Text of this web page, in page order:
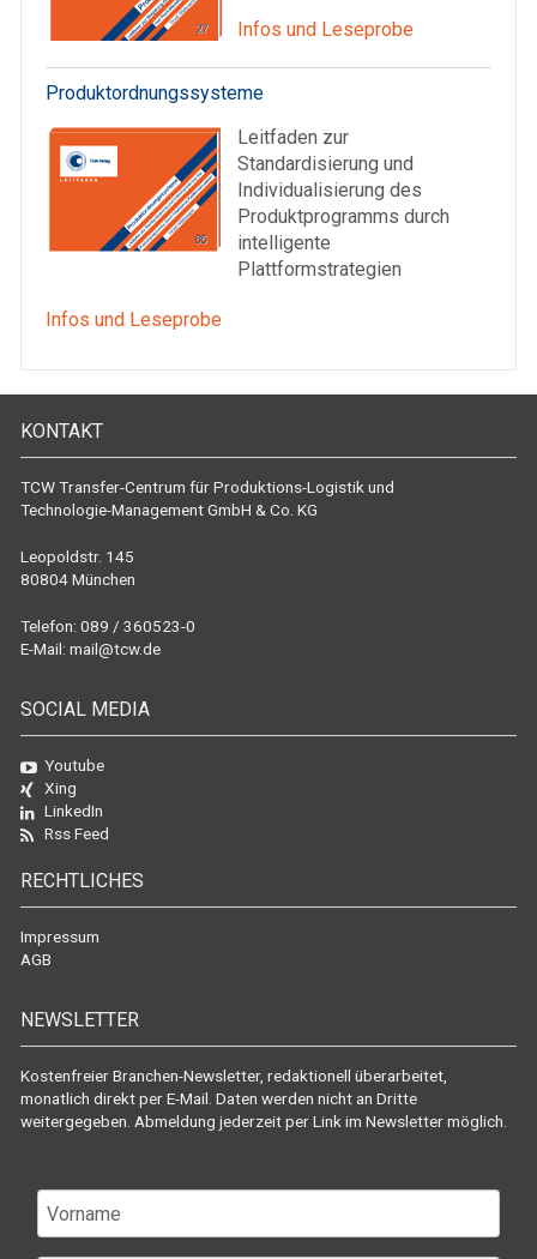
Infos und Leseprobe
Produktordnungssysteme
Leitfaden zur
Standardisierung und
Individualisierung des
Produktprogramms durch
intelligente
Plattformstrategien
Infos und Leseprobe
KONTAKT
TCW Transfer-Centrum für Produktions-Logistik und
Technologie-Management GmbH & Co. KG
Leopoldstr. 145
80804 München
Telefon: 089 / 360523-0
E-Mail: mail@tcw.de
SOCIAL MEDIA
Youtube
Xing
LinkedIn
Rss Feed
RECHTLICHES
Impressum
AGB
NEWSLETTER
Kostenfreier Branchen-Newsletter, redaktionell überarbeitet,
monatlich direkt per E-Mail. Daten werden nicht an Dritte
weitergegeben. Abmeldung jederzeit per Link im Newsletter möglich.